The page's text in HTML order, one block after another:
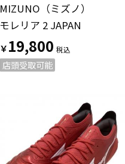
MIZUNO（ミズノ）
モレリア 2 JAPAN
￥19,800
店頭受取可能